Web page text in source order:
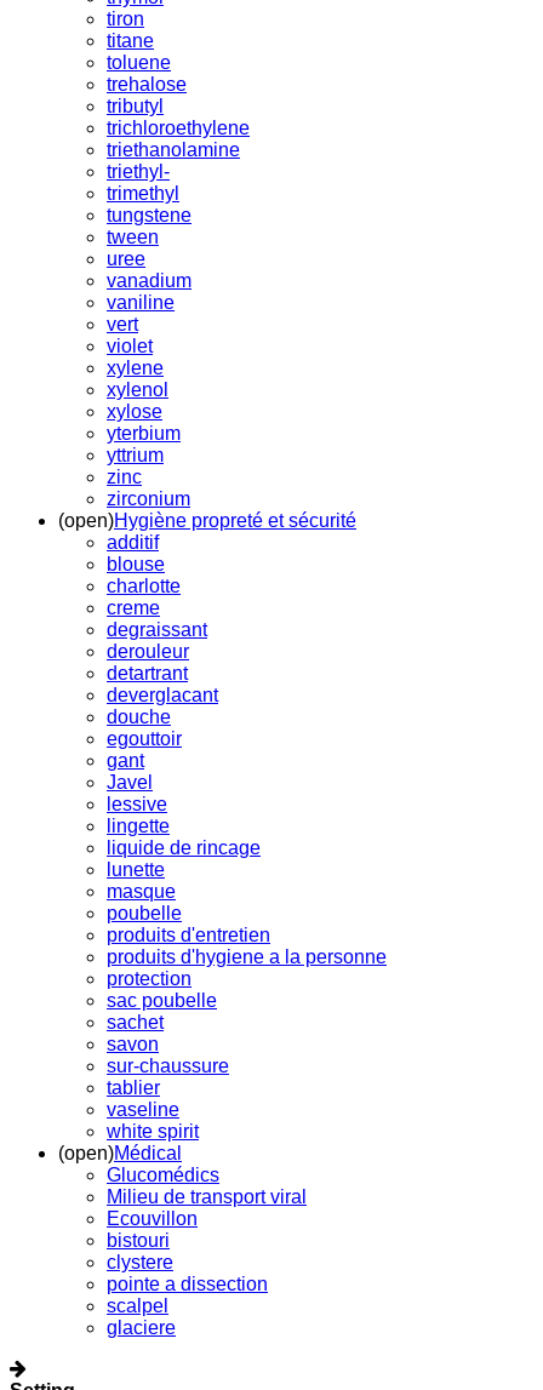
tiron
titane
toluene
trehalose
tributyl
trichloroethylene
triethanolamine
triethyl-
trimethyl
tungstene
tween
uree
vanadium
vaniline
vert
violet
xylene
xylenol
xylose
yterbium
yttrium
zinc
zirconium
(open)Hygiène propreté et sécurité
additif
blouse
charlotte
creme
degraissant
derouleur
detartrant
deverglacant
douche
egouttoir
gant
Javel
lessive
lingette
liquide de rincage
lunette
masque
poubelle
produits d'entretien
produits d'hygiene a la personne
protection
sac poubelle
sachet
savon
sur-chaussure
tablier
vaseline
white spirit
(open)Médical
Glucomédics
Milieu de transport viral
Ecouvillon
bistouri
clystere
pointe a dissection
scalpel
glaciere